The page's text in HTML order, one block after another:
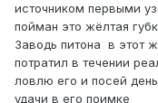
источником первыми
пойман это жёлтая
Заводь питона в этот
потратил в течении
ловлю его и посей
удачи в его поимке